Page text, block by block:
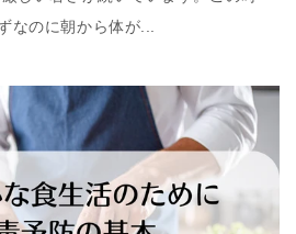
なのに朝から体が...